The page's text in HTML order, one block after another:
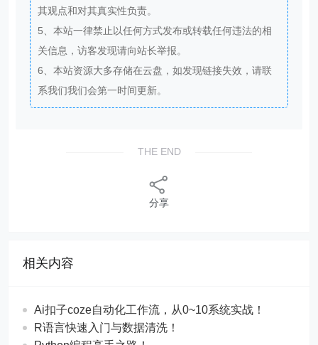
其观点和对其真实性负责。
5、本站一律禁止以任何方式发布或转载任何违法的相
关信息，访客发现请向站长举报。
6、本站资源大多存储在云盘，如发现链接失效，请联
系我们我们会第一时间更新。
THE END
分享
相关内容
Ai扣子coze自动化工作流，从0~10系统实战！
R语言快速入门与数据清洗！